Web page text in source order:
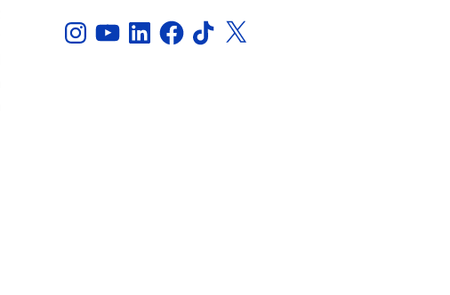
InstagramYouTubeLinkedInFacebook
TikTokX